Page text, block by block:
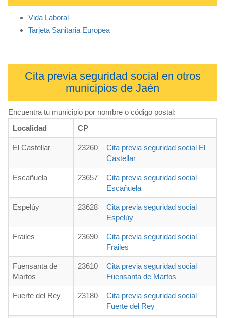
Vida Laboral
Tarjeta Sanitaria Europea
Cita previa seguridad social en otros
municipios de Jaén
Encuentra tu municipio por nombre o código postal:
Localidad
CP
El Castellar 23260
Cita previa seguridad social El
Castellar
Escañuela 23657
Cita previa seguridad social
Escañuela
Espelúy 23628
Cita previa seguridad social
Espelúy
Frailes 23690
Cita previa seguridad social
Frailes
Fuensanta de
Martos
23610
Cita previa seguridad social
Fuensanta de Martos
Fuerte del Rey 23180
Cita previa seguridad social
Fuerte del Rey